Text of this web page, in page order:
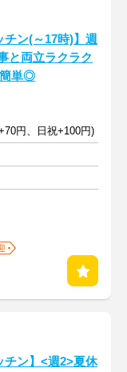
チン(～17時)】週
と両立ラクラク
簡単◎
円、日祝+100円)
チン】<週2>夏休